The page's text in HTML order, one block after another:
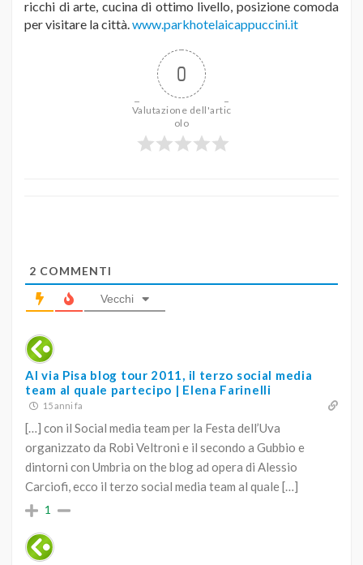
ricchi di arte, cucina di ottimo livello, posizione comoda
per visitare la città.www.parkhotelaicappuccini.it
0
Valutazione dell'artic
olo
2 COMMENTI
Vecchi
Al via Pisa blog tour 2011, il terzo social media
team al quale partecipo | Elena Farinelli
15 anni fa
[…] con il Social media team per la Festa dell’Uva
organizzato da Robi Veltroni e il secondo a Gubbio e
dintorni con Umbria on the blog ad opera di Alessio
Carciofi, ecco il terzo social media team al quale […]
1